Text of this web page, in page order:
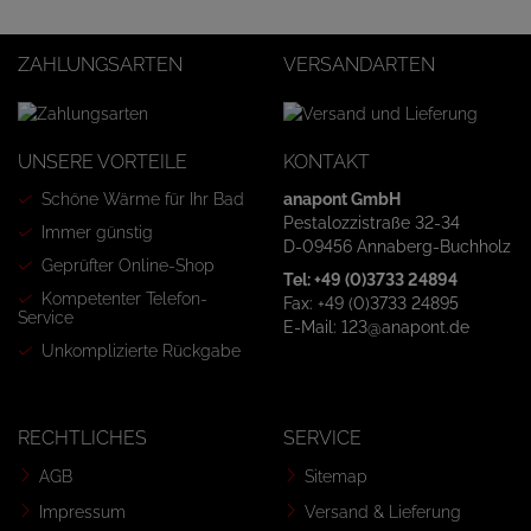
ZAHLUNGSARTEN VERSANDARTEN
UNSERE VORTEILE
Schöne Wärme für Ihr Bad
Immer günstig
Geprüfter Online-Shop
Kompetenter Telefon-
Service
Unkomplizierte Rückgabe
KONTAKT
anapont GmbH
Pestalozzistraße 32-34
D-09456 Annaberg-Buchholz
Tel: +49 (0)3733 24894
Fax: +49 (0)3733 24895
E-Mail: 123@anapont.de
RECHTLICHES
AGB
Impressum
SERVICE
Sitemap
Versand & Lieferung